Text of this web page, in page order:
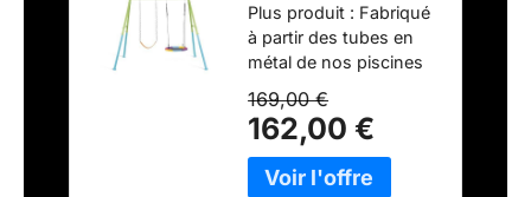
Agrès Nid
D'oiseau
Balançoire
Couleurs
Plus produit : Fabriqué
à partir des tubes en
métal de nos piscines
ans 2 agrès : 1
balançoire + 1 nid
d'oiseau Chaînes en
plastisol : plus de
169,00 €
162,00 €